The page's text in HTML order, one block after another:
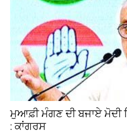
ਮੁਆਫ਼ੀ ਮੰਗਣ ਦੀ ਬਜਾਏ ਮੋਦੀ
: ਕਾਂਗਰਸ